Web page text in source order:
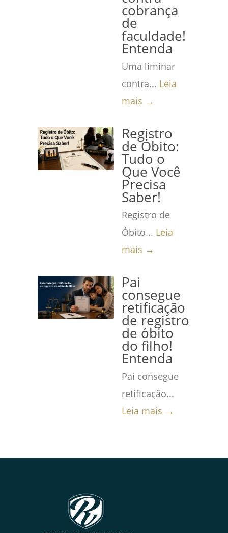
cobrança
de
faculdade!
Entenda
Uma liminar
contra... Leia
mais →
Registro
de Óbito:
Tudo o
Que Você
Precisa
Saber!
Registro de
Óbito... Leia
mais →
Pai
consegue
retificação
de registro
de óbito
do filho!
Entenda
Pai consegue
retificação...
Leia mais →